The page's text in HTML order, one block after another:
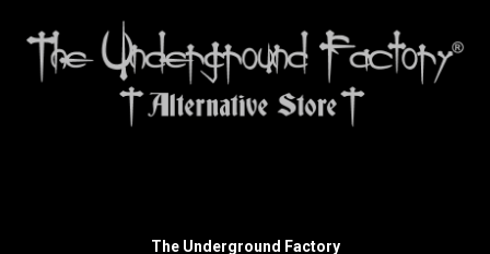
The Underground Factory